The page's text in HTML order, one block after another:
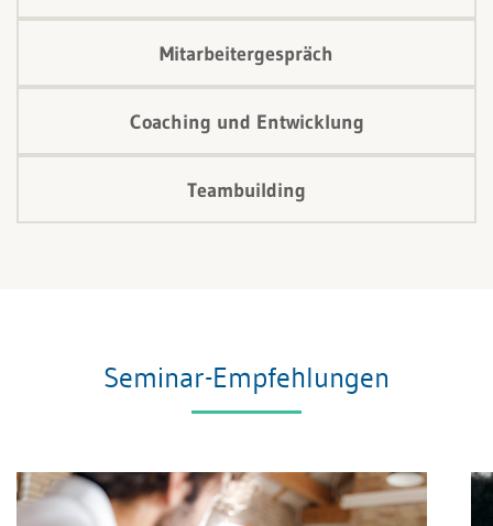
Mitarbeitergespräch
Coaching und Entwicklung
Teambuilding
Seminar-Empfehlungen